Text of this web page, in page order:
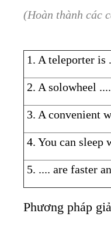
(Hoàn thành các
1. A teleporter is
2. A solowheel
3. A convenient
4. You can sleep
5. .... are faster
Phương pháp